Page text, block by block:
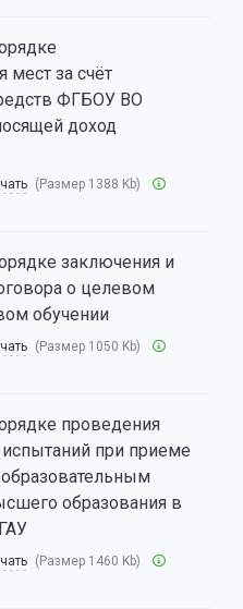
мест за счёт
ФГБОУ ВО
доход
(Размер 1388 Kb)
заключения и
о целевом
обучении
(Размер 1050 Kb)
проведения
при приеме
образования в
(Размер 1460 Kb)